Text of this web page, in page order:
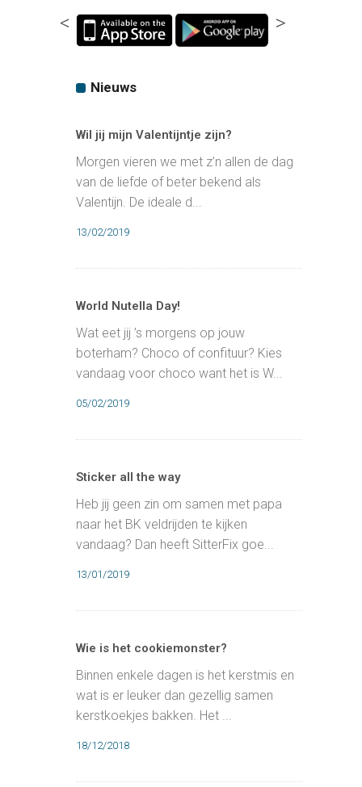
< >
Nieuws
Wil jij mijn Valentijntje zijn?
Morgen vieren we met z’n allen de dag
van de liefde of beter bekend als
Valentijn. De ideale d...
13/02/2019
World Nutella Day!
Wat eet jij ’s morgens op jouw
boterham? Choco of confituur? Kies
vandaag voor choco want het is W...
05/02/2019
Sticker all the way
Heb jij geen zin om samen met papa
naar het BK veldrijden te kijken
vandaag? Dan heeft SitterFix goe...
13/01/2019
Wie is het cookiemonster?
Binnen enkele dagen is het kerstmis en
wat is er leuker dan gezellig samen
kerstkoekjes bakken. Het ...
18/12/2018